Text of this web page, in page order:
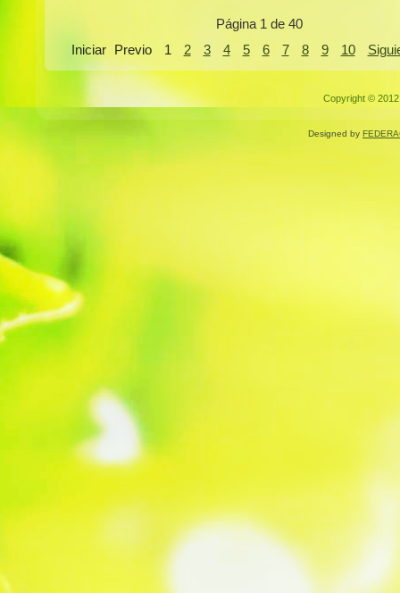
Página 1 de 40
Iniciar
Previo 1 2 3 4 5 6 7 8 9 10
Copyright ©
Designed by